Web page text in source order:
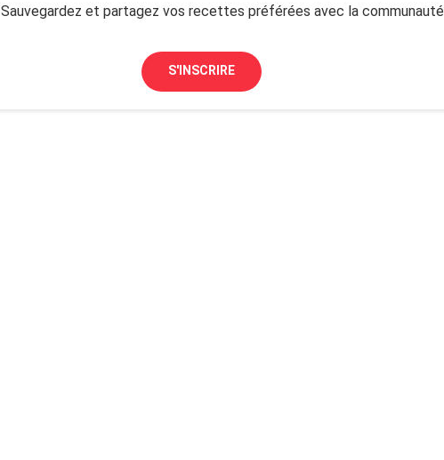
Sauvegardez et partagez vos recettes préférées avec la communauté
S'INSCRIRE